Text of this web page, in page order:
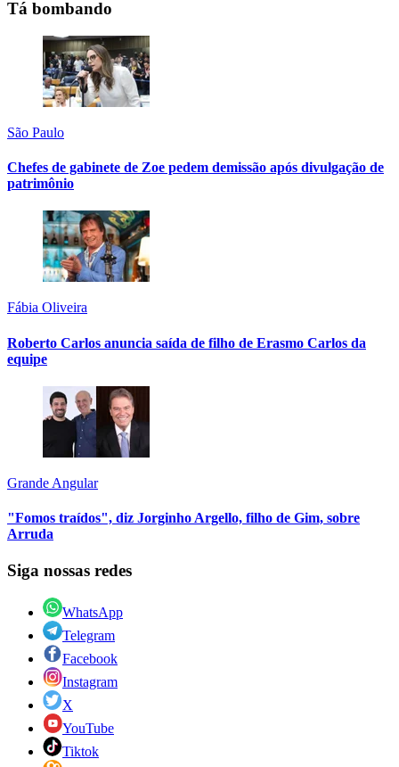
Tá bombando
São Paulo
Chefes de gabinete de Zoe pedem demissão após divulgação de
patrimônio
Fábia Oliveira
Roberto Carlos anuncia saída de filho de Erasmo Carlos da
equipe
Grande Angular
"Fomos traídos", diz Jorginho Argello, filho de Gim, sobre
Arruda
Siga nossas redes
WhatsApp
Telegram
Facebook
Instagram
X
YouTube
Tiktok